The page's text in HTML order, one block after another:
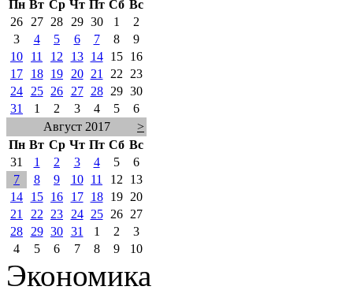
Пн Вт Ср Чт Пт Сб Вс
26
27 28 29 30 1
2
3
4 5 6 7 8
9
10
11 12 13 14 15
16
17
18 19 20 21 22
23
24
25 26 27 28 29 30
31
1 2 3 4 5
6
Август 2017
>
Пн Вт Ср Чт Пт Сб Вс
31
1 2 3 4 5
6
7
8 9 10 11 12
13
14
15 16 17 18 19
20
21
22 23 24 25 26
27
28
29 30 31 1 2
3
4
5 6 7 8 9 10
Экономика